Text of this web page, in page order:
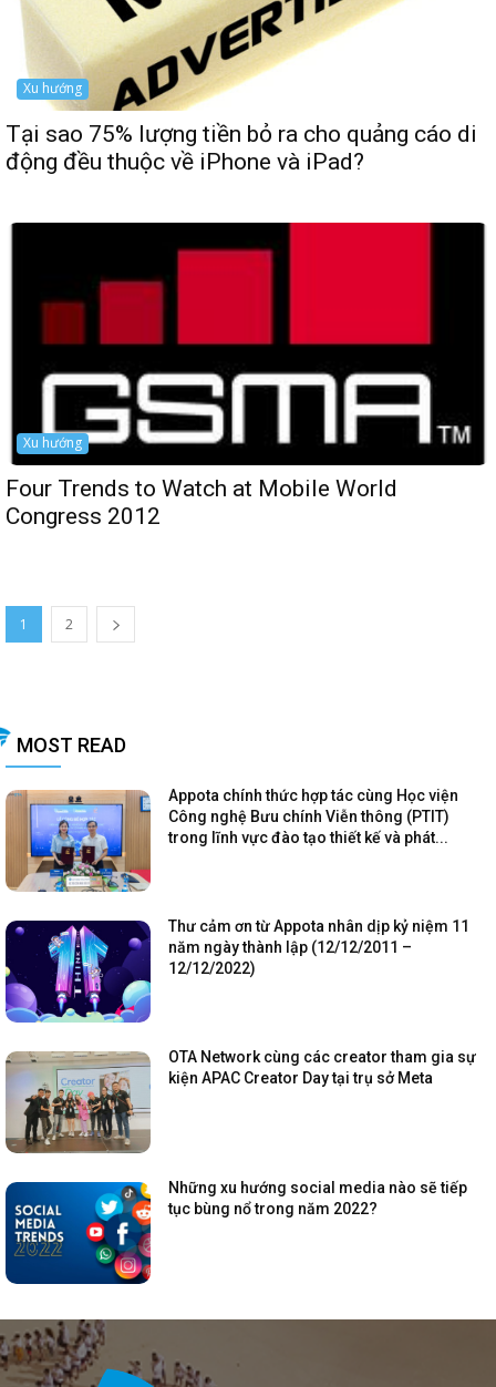
Xu hướng
Tại sao 75% lượng tiền bỏ ra cho quảng cáo di
động đều thuộc về iPhone và iPad?
Xu hướng
Four Trends to Watch at Mobile World
Congress 2012
1 2
MOST READ
Appota chính thức hợp tác cùng Học viện
Công nghệ Bưu chính Viễn thông (PTIT)
trong lĩnh vực đào tạo thiết kế và phát...
Thư cảm ơn từ Appota nhân dịp kỷ niệm 11
năm ngày thành lập (12/12/2011 –
12/12/2022)
OTA Network cùng các creator tham gia sự
kiện APAC Creator Day tại trụ sở Meta
Những xu hướng social media nào sẽ tiếp
tục bùng nổ trong năm 2022?